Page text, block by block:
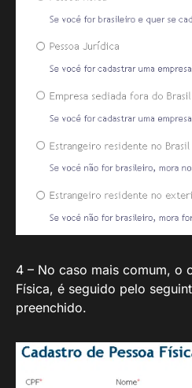
4 – No caso mais comum, o
Física, é seguido pelo
preenchido.